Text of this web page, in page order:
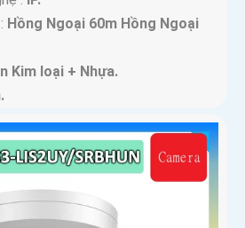
Hồng Ngoại 60m Hồng Ngoại
Kim loại + Nhựa.